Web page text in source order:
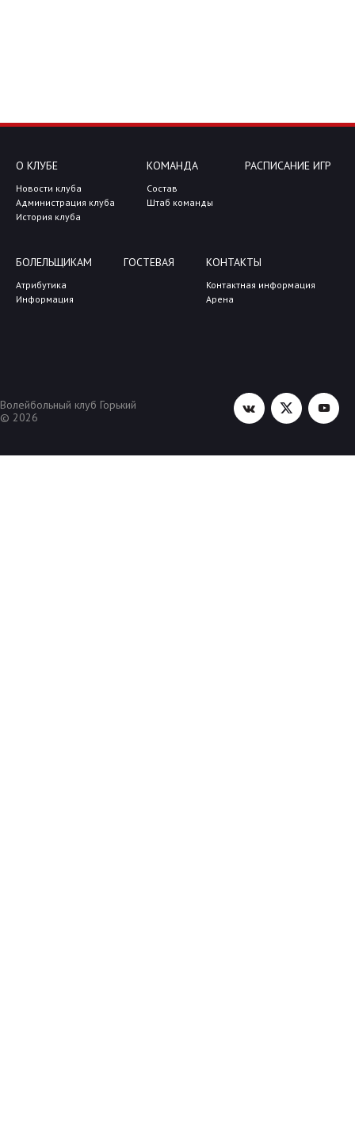
О КЛУБЕ
Новости клуба
Администрация клуба
История клуба
КОМАНДА
Состав
Штаб команды
РАСПИСАНИЕ ИГР
БОЛЕЛЬЩИКАМ
Атрибутика
Информация
ГОСТЕВАЯ КОНТАКТЫ
Контактная информация
Арена
Волейбольный клуб Горький
© 2026